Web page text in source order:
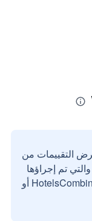
التقييمات من
تم إجراؤها
بواسطة مستخدمين حقيقيين مع HotelsCombined أو